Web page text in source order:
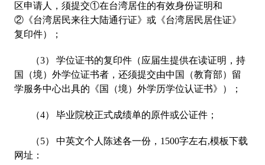
区申请人，须提交①在台湾居住的有效身份证明和
②《台湾居民来往大陆通行证》或《台湾居民居住证》
复印件）；
（3） 学位证书的复印件（应届生提供在读证明，持
国（境）外学位证书者，还须提交由中国（教育部）留
学服务中心出具的《国（境）外学历学位认证书》）；
（4） 毕业院校正式成绩单的原件或公证件；
（5） 中英文个人陈述各一份，1500字左右,模板下载
网址：